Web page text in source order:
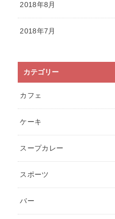
2018年8月
2018年7月
カテゴリー
カフェ
ケーキ
スープカレー
スポーツ
バー